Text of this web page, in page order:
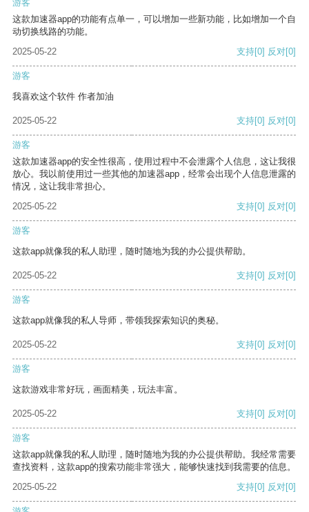
游客
这款加速器app的功能有点单一，可以增加一些新功能，比如增加一个自
动切换线路的功能。
2025-05-22
支持[0] 反对[0]
游客
我喜欢这个软件 作者加油
2025-05-22 支持[0] 反对[0]
游客
这款加速器app的安全性很高，使用过程中不会泄露个人信息，这让我很
放心。我以前使用过一些其他的加速器app，经常会出现个人信息泄露的
情况，这让我非常担心。
2025-05-22
支持[0] 反对[0]
游客
这款app就像我的私人助理，随时随地为我的办公提供帮助。
2025-05-22 支持[0] 反对[0]
游客
这款app就像我的私人导师，带领我探索知识的奥秘。
2025-05-22 支持[0] 反对[0]
游客
这款游戏非常好玩，画面精美，玩法丰富。
2025-05-22 支持[0] 反对[0]
游客
这款app就像我的私人助理，随时随地为我的办公提供帮助。我经常需要
查找资料，这款app的搜索功能非常强大，能够快速找到我需要的信息。
2025-05-22
支持[0] 反对[0]